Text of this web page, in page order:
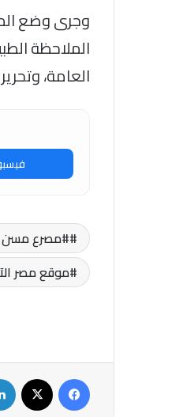
وجرى وضع
الملاحظة
العامة،
#مصرع مسن
موقع مصر
فيسبوك